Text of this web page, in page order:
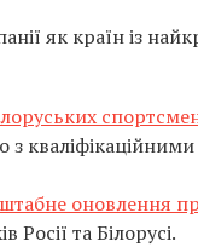
як країн із
оновлення
та Білорусі.